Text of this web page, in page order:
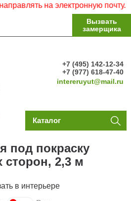
на электронную почту.
Вызвать
замерщика
+7 (495) 142-12-34
+7 (977) 618-47-40
intereruyut@mail.ru
Каталог
под покраску
сторон, 2,3 м
в интерьере